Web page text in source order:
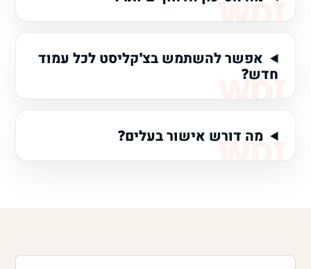
אפשר להשתמש בצ'קליסט לכל עמוד
חדש?
מה דורש אישור בעלים?